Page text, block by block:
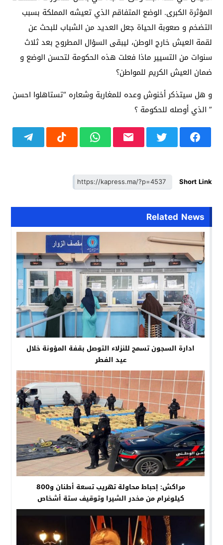
المؤثرة الكبرى. الوضع المتفاقم الذي تعيشه المملكة بسبب
التضخم و صعوبة الحياة جعل العديد من الشباب للبحث عن
لقمة العيش خارج الوطن، ليبقى السؤال المطروح بعد ثلاث
سنوات من التسيير ماذا فعلت هذه الحكومة لتحسن الوضع و
ضمان العيش الكريم للمواطن؟
و هل سيتذكر أخنوش وعده للمغاربة وشعاره “تستاهلوا احسن
” الذي أوصله للحكومة ؟
Short Link
Related News
ادارة السجون تسمح للنزلاء التوصل بقفة المؤونة خلال
عيد الفطر
مراكش: إحباط محاولة تهريب تسعة أطنان و800
كيلوغرام من مخدر الشيرا وتوقيف ستة أشخاص